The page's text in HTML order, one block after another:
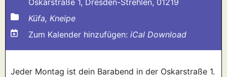
Oskarstraße 1, Dresden-Strehlen, 01219
Küfa, Kneipe
Zum Kalender hinzufügen: iCal Download
Jeder Montag ist dein Barabend in der Oskarstraße 1.